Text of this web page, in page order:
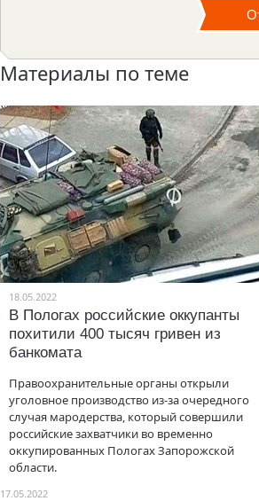
Материалы по теме
18.05.2022
В Пологах российские оккупанты
похитили 400 тысяч гривен из
банкомата
Правоохранительные органы открыли
уголовное производство из-за очередного
случая мародерства, который совершили
российские захватчики во временно
оккупированных Пологах Запорожской
области.
17.05.2022